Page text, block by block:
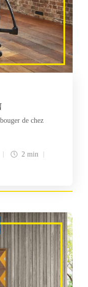
de chez
2 min